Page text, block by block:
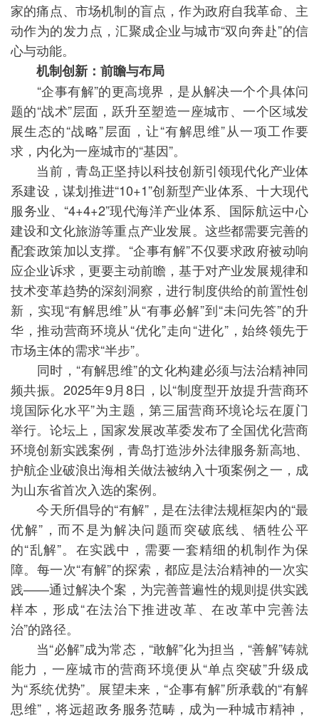
家的痛点、市场机制的盲点，作为政府自我革命、主
动作为的发力点，汇聚成企业与城市“双向奔赴”的信
心与动能。
机制创新：前瞻与布局
“企事有解”的更高境界，是从解决一个个具体问
题的“战术”层面，跃升至塑造一座城市、一个区域发
展生态的“战略”层面，让“有解思维”从一项工作要
求，内化为一座城市的“基因”。
当前，青岛正坚持以科技创新引领现代化产业体
系建设，谋划推进“10+1”创新型产业体系、十大现代
服务业、“4+4+2”现代海洋产业体系、国际航运中心
建设和文化旅游等重点产业发展。这些都需要完善的
配套政策加以支撑。“企事有解”不仅要求政府被动响
应企业诉求，更要主动前瞻，基于对产业发展规律和
技术变革趋势的深刻洞察，进行制度供给的前置性创
新，实现“有解思维”从“有事必解”到“未问先答”的升
华，推动营商环境从“优化”走向“进化”，始终领先于
市场主体的需求“半步”。
同时，“有解思维”的文化构建必须与法治精神同
频共振。2025年9月8日，以“制度型开放提升营商环
境国际化水平”为主题，第三届营商环境论坛在厦门
举行。论坛上，国家发展改革委发布了全国优化营商
环境创新实践案例，青岛打造涉外法律服务新高地、
护航企业破浪出海相关做法被纳入十项案例之一，成
为山东省首次入选的案例。
今天所倡导的“有解”，是在法律法规框架内的“最
优解”，而不是为解决问题而突破底线、牺牲公平
的“乱解”。在实践中，需要一套精细的机制作为保
障。每一次“有解”的探索，都应是法治精神的一次实
践——通过解决个案，为完善普遍性的规则提供实践
样本，形成“在法治下推进改革、在改革中完善法
治”的路径。
当“必解”成为常态，“敢解”化为担当，“善解”铸就
能力，一座城市的营商环境便从“单点突破”升级成
为“系统优势”。展望未来，“企事有解”所承载的“有解
思维”，将远超政务服务范畴，成为一种城市精神，